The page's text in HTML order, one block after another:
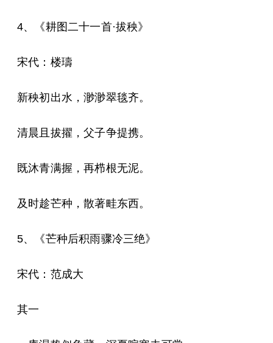
4、《耕图二十一首·拔秧》
宋代：楼璹
新秧初出水，渺渺翠毯齐。
清晨且拔擢，父子争提携。
既沐青满握，再栉根无泥。
及时趁芒种，散著畦东西。
5、《芒种后积雨骤冷三绝》
宋代：范成大
其一